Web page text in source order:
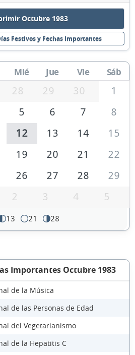
Octubre 1983
Festivos y Fechas Importantes
Mié Jue Vie Sáb
28 29 30
1
5 6 7
8
12 13 14
15
19 20 21
22
26 27 28
29
2 3 4 5
13 21 28
Importantes Octubre 1983
de la Música
de las Personas de Edad
del Vegetarianismo
de la Hepatitis C